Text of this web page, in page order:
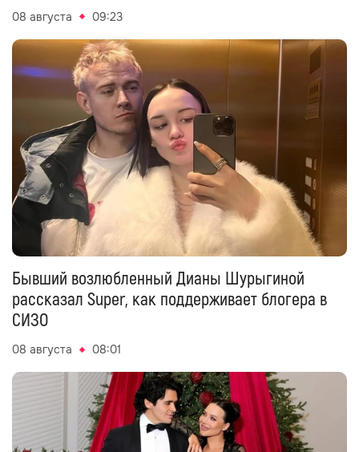
08 августа 09:23
Бывший возлюбленный Дианы Шурыгиной
рассказал Super, как поддерживает блогера в
СИЗО
08 августа 08:01